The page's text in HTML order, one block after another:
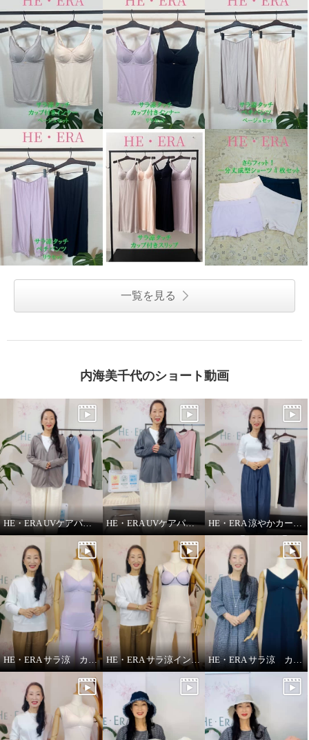
一覧を見る
内海美千代のショート動画
HE・ERA UVケアパーカー HE・ERA UVケアパーカー 機能性について HE・ERA 涼やかカーヴィーパンツ
HE・ERA サラ涼 カップ付きインナー HE・ERA サラ涼インナー HE・ERA サラ涼 カップ付きスリップ